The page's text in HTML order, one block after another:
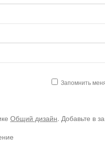
Запомнить
Общий дизайн. Добавьте в